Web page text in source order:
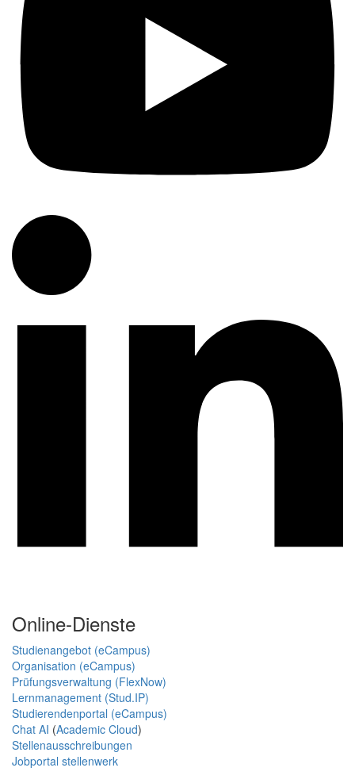
Online-Dienste
Studienangebot (eCampus)
Organisation (eCampus)
Prüfungsverwaltung (FlexNow)
Lernmanagement (Stud.IP)
Studierendenportal (eCampus)
Chat AI (Academic Cloud)
Stellenausschreibungen
Jobportal stellenwerk